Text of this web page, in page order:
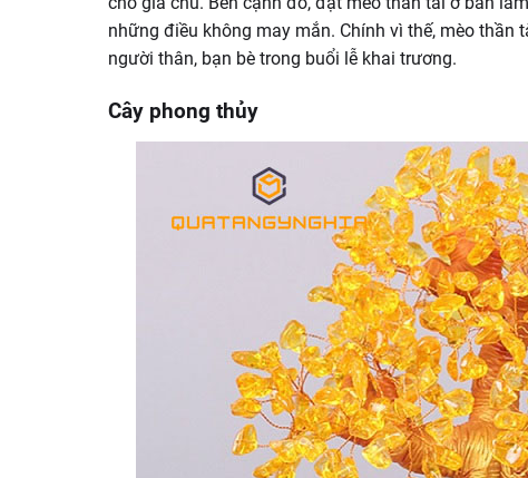
những điều không may mắn. Chính vì thế, mèo
người thân, bạn bè trong buổi lễ khai trương.
Cây phong thủy